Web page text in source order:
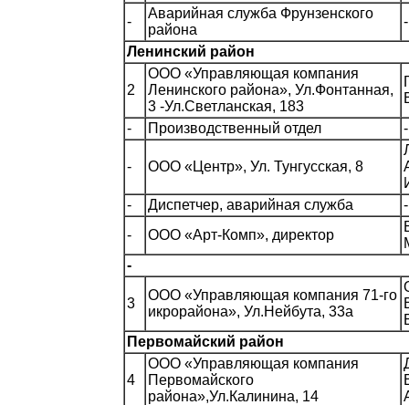
-
Аварийная служба Фрунзенского
района
-
Ленинский район
2
ООО «Управляющая компания
Ленинского района», Ул.Фонтанная,
3 -Ул.Светланская, 183
-
Производственный отдел -
- ООО «Центр», Ул. Тунгусская, 8
-
Диспетчер, аварийная служба
-
-
ООО «Арт-Комп», директор
-
3
ООО «Управляющая компания 71-го
икрорайона», Ул.Нейбута, 33а
Первомайский район
4
ООО «Управляющая компания
Первомайского
района»,Ул.Калинина, 14